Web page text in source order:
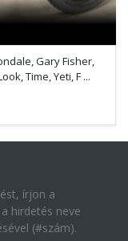
Gary Fisher,
Time, Yeti, F ...
írjon a
hirdetés neve
(#szám).